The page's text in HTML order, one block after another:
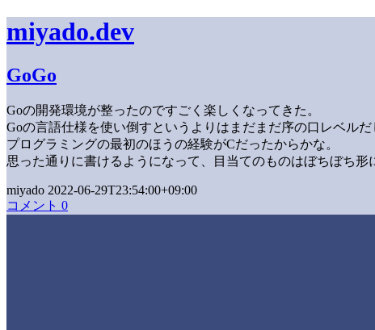
miyado.dev
GoGo
Goの開発環境が整ったのですごく楽しくなってきた。
Goの言語仕様を使い倒すというよりはまだまだ序の口レベル
プログラミングの最初のほうの経験がCだったからかな。
思った通りに書けるようになって、目当てのものはぼちぼち形
miyado 2022-06-29T23:54:00+09:00
コメント 0